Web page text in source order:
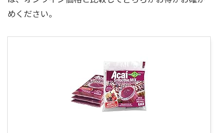
めください。